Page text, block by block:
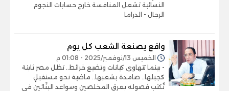
النسائية تشعل المنافسة خارج حسابات النجوم
الرجال - الدراما
واقع يصنعة الشعب كل يوم
الخميس 13/نوفمبر/2025 - 01:08 م
- بينما تتهاوى كيانات وتضيع خرائط.. تظل مصر ثابتة
كجبلها.. صامدة بشعبها.. ماضية نحو مستقبلٍ
تُكتب فصوله بعرق المخلصين وسواعد البنّائين في